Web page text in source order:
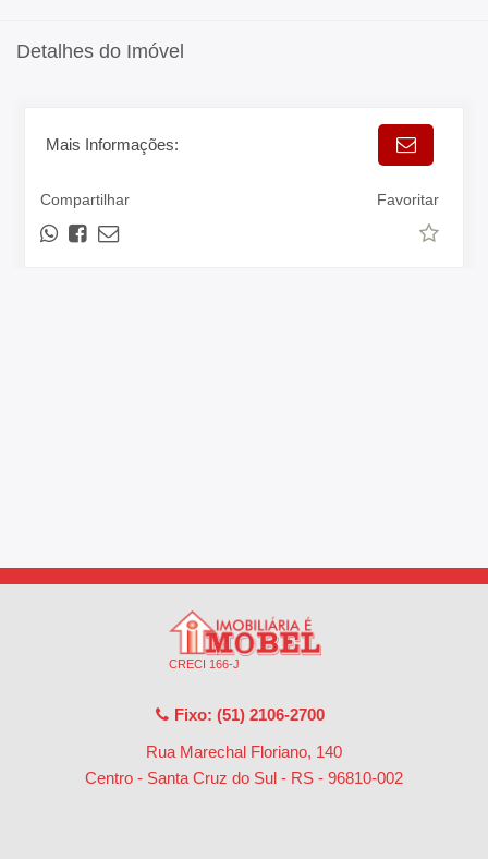
Detalhes do Imóvel
Mais Informações:
Compartilhar Favoritar
CRECI 166-J
Fixo: (51) 2106-2700
Rua Marechal Floriano, 140
Centro - Santa Cruz do Sul - RS - 96810-002